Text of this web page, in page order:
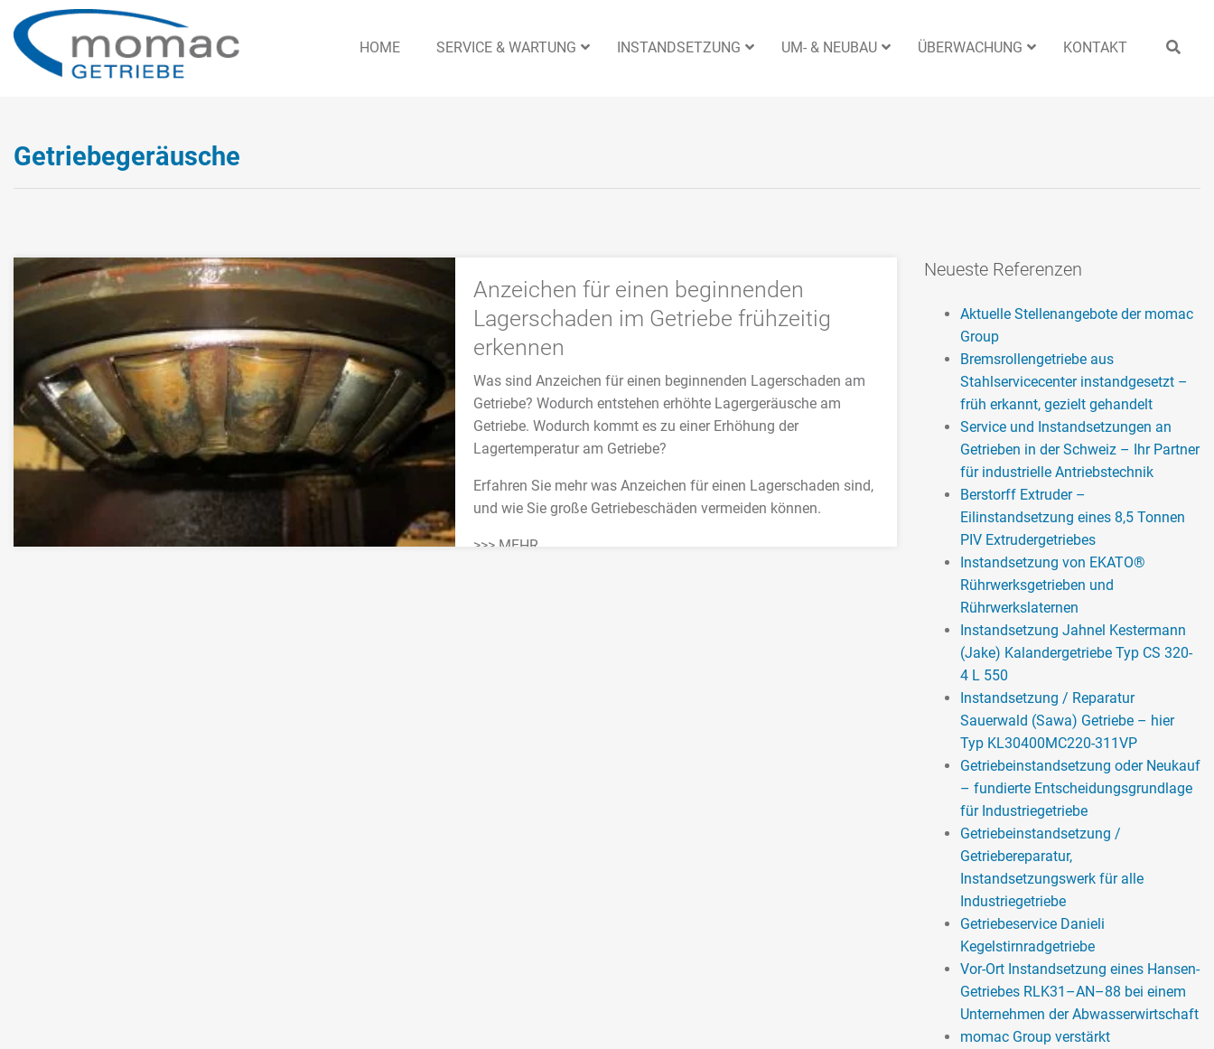
HOME SERVICE & WARTUNG INSTANDSETZUNG UM- & NEUBAU ÜBERWACHUNG KONTAKT
Getriebegeräusche
Anzeichen für einen beginnenden
Lagerschaden im Getriebe frühzeitig
erkennen
Was sind Anzeichen für einen beginnenden Lagerschaden am
Getriebe? Wodurch entstehen erhöhte Lagergeräusche am
Getriebe. Wodurch kommt es zu einer Erhöhung der
Lagertemperatur am Getriebe?
Erfahren Sie mehr was Anzeichen für einen Lagerschaden sind,
und wie Sie große Getriebeschäden vermeiden können.
>>> MEHR
Neueste Referenzen
Aktuelle Stellenangebote der momac
Group
Bremsrollengetriebe aus
Stahlservicecenter instandgesetzt –
früh erkannt, gezielt gehandelt
Service und Instandsetzungen an
Getrieben in der Schweiz – Ihr Partner
für industrielle Antriebstechnik
Berstorff Extruder –
Eilinstandsetzung eines 8,5 Tonnen
PIV Extrudergetriebes
Instandsetzung von EKATO®
Rührwerksgetrieben und
Rührwerkslaternen
Instandsetzung Jahnel Kestermann
(Jake) Kalandergetriebe Typ CS 320-
4 L 550
Instandsetzung / Reparatur
Sauerwald (Sawa) Getriebe – hier
Typ KL30400MC220-311VP
Getriebeinstandsetzung oder Neukauf
– fundierte Entscheidungsgrundlage
für Industriegetriebe
Getriebeinstandsetzung /
Getriebereparatur,
Instandsetzungswerk für alle
Industriegetriebe
Getriebeservice Danieli
Kegelstirnradgetriebe
Vor-Ort Instandsetzung eines Hansen-
Getriebes RLK31–AN–88 bei einem
Unternehmen der Abwasserwirtschaft
momac Group verstärkt